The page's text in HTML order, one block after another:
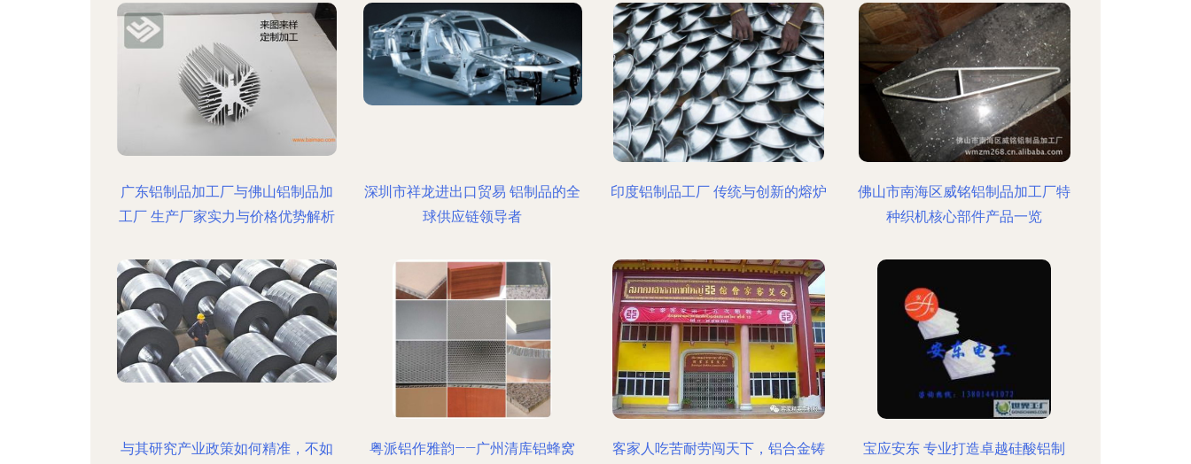
广东铝制品加工厂与佛山铝制品加
工厂 生产厂家实力与价格优势解析
深圳市祥龙进出口贸易 铝制品的全
球供应链领导者
印度铝制品工厂 传统与创新的熔炉
佛山市南海区威铭铝制品加工厂特
种织机核心部件产品一览
与其研究产业政策如何精准，不如
粤派铝作雅韵——广州清库铝蜂窝
客家人吃苦耐劳闯天下，铝合金铸
宝应安东 专业打造卓越硅酸铝制